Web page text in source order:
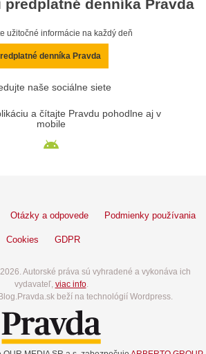
predplatné denníka Pravda
užitočné informácie na každý deň
denníka Pravda
naše sociálne siete
a čítajte Pravdu pohodlne aj v
mobile
Otázky a odpovede Podmienky používania
Cookies GDPR
Autorské práva sú vyhradené a vykonáva ich
vydavateľ, viac info.
beží na technológií Wordpress.